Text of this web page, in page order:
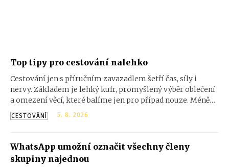
Top tipy pro cestování nalehko
Cestování jen s příručním zavazadlem šetří čas, síly i
nervy. Základem je lehký kufr, promyšlený výběr oblečení
a omezení věcí, které balíme jen pro případ nouze. Méně
zavazadel znamená větší volnost při přesunech a méně
starostí na letištích, ve vlacích i v ulicích měst. Jak si
CESTOVÁNÍ 5. 8. 2026
WhatsApp umožní označit všechny členy
skupiny najednou